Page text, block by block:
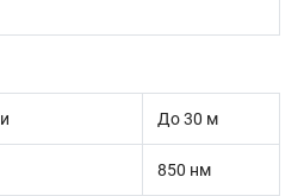
До 30 м
850 нм